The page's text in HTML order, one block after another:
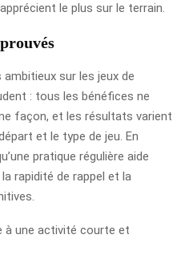
le plus sur le terrain.
sur les jeux de
: tous les bénéfices ne
façon, et les résultats varient
et le type de jeu. En
pratique régulière aide
rapidité de rappel et la
à une activité courte et